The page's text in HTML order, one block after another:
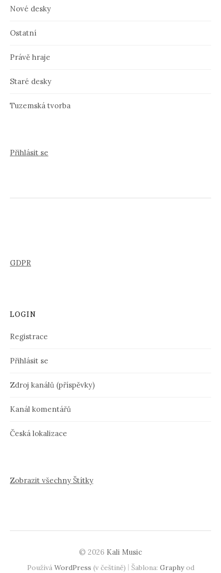
Nové desky
Ostatní
Právě hraje
Staré desky
Tuzemská tvorba
Přihlásit se
GDPR
LOGIN
Registrace
Přihlásit se
Zdroj kanálů (příspěvky)
Kanál komentářů
Česká lokalizace
Zobrazit všechny Štítky
© 2026 Kali Music
Používá WordPress (v češtině) | Šablona: Graphyod